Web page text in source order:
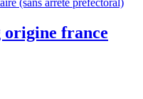
(sans arrêté préfectoral)
origine france